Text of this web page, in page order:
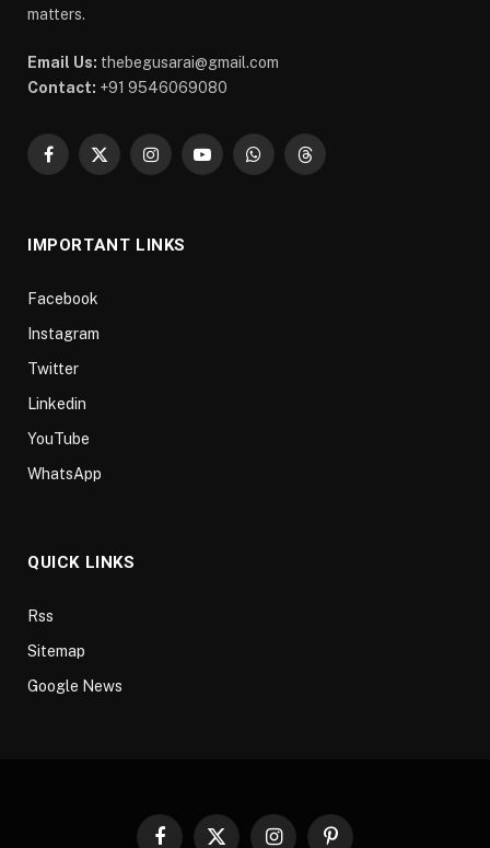
matters.
Email Us: thebegusarai@gmail.com
Contact: +91 9546069080
Facebook
X
InstagramYouTubeWhatsAppThreads
IMPORTANT LINKS
Facebook
Instagram
Twitter
Linkedin
YouTube
WhatsApp
QUICK LINKS
Rss
Sitemap
Google News